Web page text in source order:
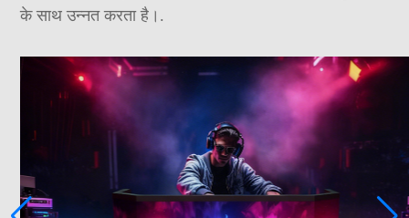
के साथ उन्नत करता है।.